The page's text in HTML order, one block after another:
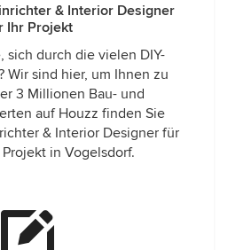
& Interior Designer
Ihr Projekt
sich durch die vielen DIY-
Wir sind hier, um Ihnen zu
3 Millionen Bau- und
auf Houzz finden Sie
& Interior Designer für
in Vogelsdorf.